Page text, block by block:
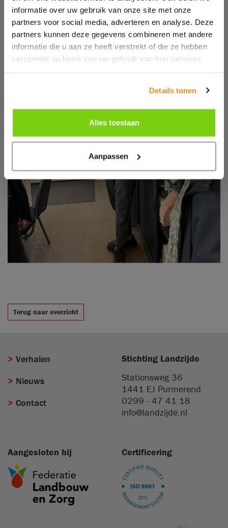
informatie over uw gebruik van onze site met onze
partners voor social media, adverteren en analyse. Deze
partners kunnen deze gegevens combineren met andere
informatie die u aan ze heeft verstrekt of die ze hebben
verzameld op basis van uw gebruik van hun services.
Details tonen
Alles toestaan
Aanpassen
Terug naar overzicht
Verhalen
Nieuws
Contact
Stichting Landzijde
Stationsweg 36
1441 EJ Purmerend
0299 - 47 41 18
info@landzijde.nl
Aangesloten bij Certificering